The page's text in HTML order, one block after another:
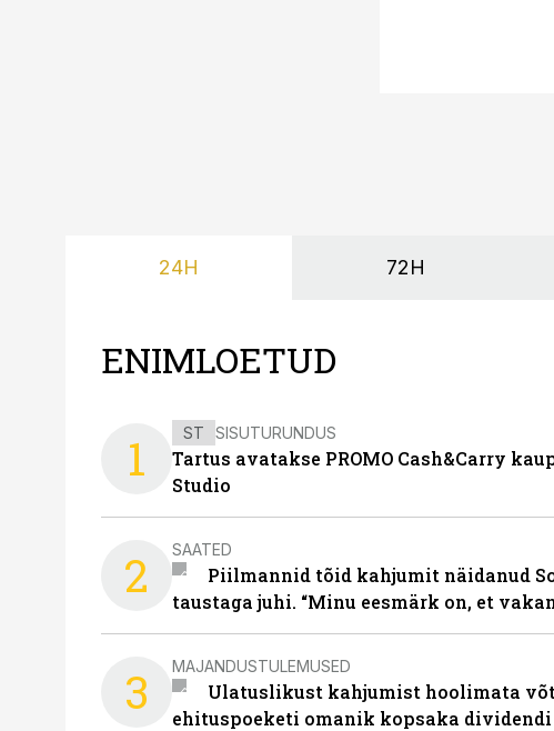
24H 72H
ENIMLOETUD
1 ST SISUTURUNDUS
Tartus avatakse PROMO Cash&Carry
Studio
2 SAATED
Piilmannid tõid kahjumit näidanud
taustaga juhi. “Minu eesmärk on, et
3 MAJANDUSTULEMUSED
Ulatuslikust kahjumist hoolimata
ehituspoeketi omanik kopsaka dividendi